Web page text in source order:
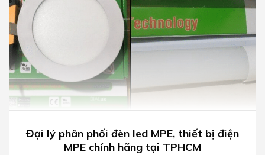
Đại lý phân phối đèn led MPE, thiết bị điện
MPE chính hãng tại TPHCM